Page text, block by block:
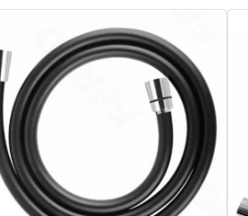
A jó minőségű,
és hozzájárul a